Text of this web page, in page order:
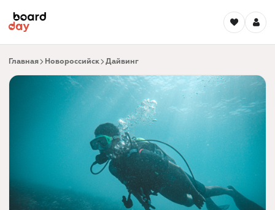
Главная Новороссийск Дайвинг